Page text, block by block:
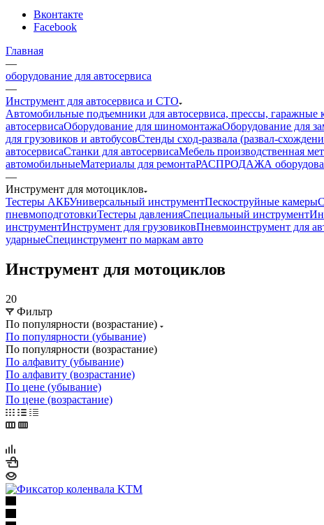
Вконтакте
Facebook
Главная
—
оборудование для автосервиса
—
Инструмент для автосервиса и СТО
Автомобильные подъемники для автосервиса, прессы, гаражные
автосервисаОборудование для шиномонтажаОборудование для
для грузовиков и автобусовСтенды сход-развала (развал-
автосервисаСтанки для автосервисаМебель производственная
автомобильныеМатериалы для ремонтаРАСПРОДАЖА
—
Инструмент для мотоциклов
Тестеры АКБУниверсальный инструментПескоструйные камеры
пневмоподготовкиТестеры давленияСпециальный инструмент
инструментИнструмент для грузовиковПневмоинструмент для
ударныеСпецинструмент по маркам авто
Инструмент для мотоциклов
20
Фильтр
По популярности (возрастание)
По популярности (убывание)
По популярности (возрастание)
По алфавиту (убывание)
По алфавиту (возрастание)
По цене (убывание)
По цене (возрастание)